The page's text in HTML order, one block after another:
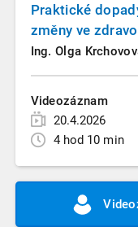
Praktické
změny ve
Ing. Olga
Videozáznam
20.4.2026
4 hod 10 min